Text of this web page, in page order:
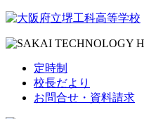
定時制
校長だより
お問合せ・資料請求